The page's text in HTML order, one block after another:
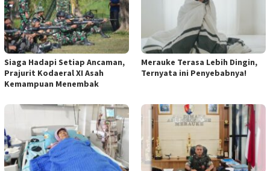
Siaga Hadapi Setiap Ancaman,
Prajurit Kodaeral XI Asah
Kemampuan Menembak
Merauke Terasa Lebih Dingin,
Ternyata ini Penyebabnya!